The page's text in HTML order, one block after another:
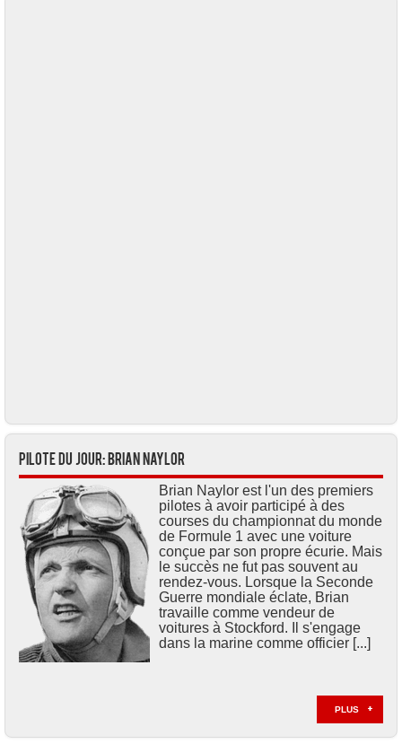
Pilote du jour: Brian NAYLOR
Brian Naylor est l'un des premiers
pilotes à avoir participé à des
courses du championnat du monde
de Formule 1 avec une voiture
conçue par son propre écurie. Mais
le succès ne fut pas souvent au
rendez-vous. Lorsque la Seconde
Guerre mondiale éclate, Brian
travaille comme vendeur de
voitures à Stockford. Il s'engage
dans la marine comme officier [...]
PLUS